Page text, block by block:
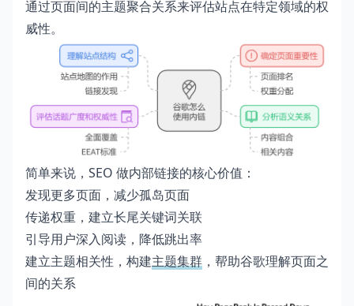
通过页面间的主题聚合关系来评估站点在特定领域的权
威性。
简单来说，SEO 做内部链接的核心价值：
发现更多页面，减少孤岛页面
传递权重，建立长尾关键词关联
引导用户深入阅读，降低跳出率
建立主题相关性，构建主题集群 ，帮助谷歌理解页面之
间的关系